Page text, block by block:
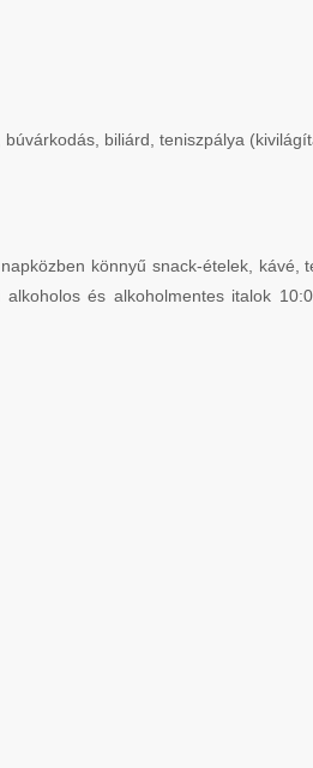
biliárd, teniszpálya
könnyű snack-ételek,
és alkoholmentes italok